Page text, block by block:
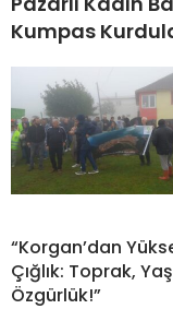
Kumpas
“Korgan’dan
Çığlık: Toprak,
Özgürlük!”